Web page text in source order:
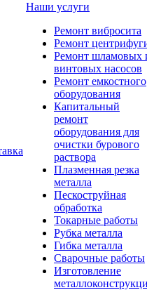
Наши услуги
Ремонт вибросита
Ремонт
Ремонт шламовых
винтовых насосов
Ремонт емкостного
оборудования
Капитальный
ремонт
оборудования для
очистки бурового
раствора
Плазменная резка
металла
Пескоструйная
обработка
Токарные работы
Рубка металла
Гибка металла
Сварочные работы
Изготовление